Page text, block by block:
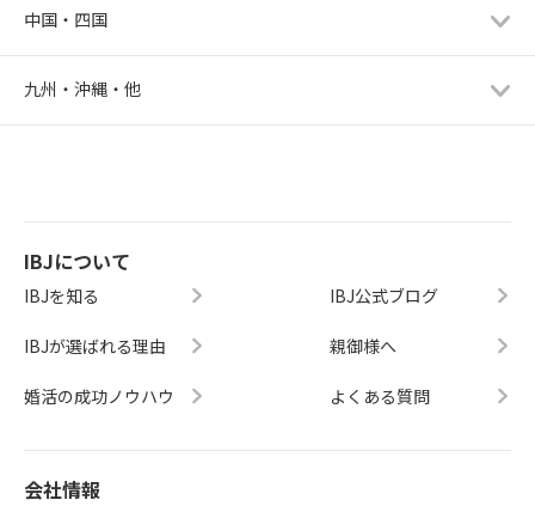
中国・四国
九州・沖縄・他
IBJについて
IBJを知る
IBJが選ばれる理由
婚活の成功ノウハウ
IBJ公式ブログ
親御様へ
よくある質問
会社情報